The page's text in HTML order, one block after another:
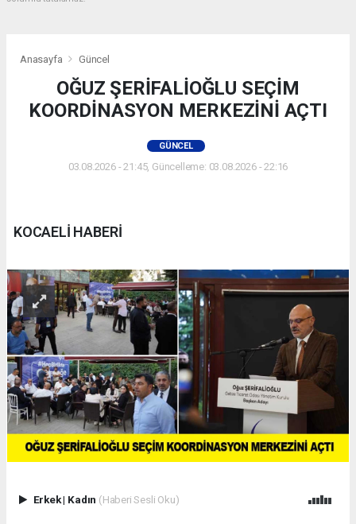
Anasayfa Güncel
OĞUZ ŞERİFALİOĞLU SEÇİM
KOORDİNASYON MERKEZİNİ AÇTI
GÜNCEL
03.08.2026 - 21:45, Güncelleme: 03.08.2026 - 22:16
KOCAELİ HABERİ
Erkek| Kadın (Haberi Sesli Oku)